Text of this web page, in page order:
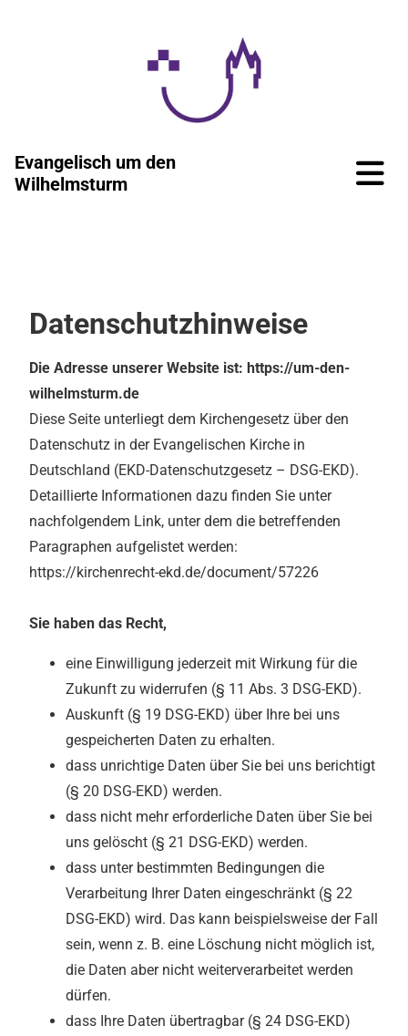
Evangelisch um den
Wilhelmsturm
Datenschutzhinweise
Die Adresse unserer Website ist: https://um-den-
wilhelmsturm.de
Diese Seite unterliegt dem Kirchengesetz über den
Datenschutz in der Evangelischen Kirche in
Deutschland (EKD-Datenschutzgesetz – DSG-EKD).
Detaillierte Informationen dazu finden Sie unter
nachfolgendem Link, unter dem die betreffenden
Paragraphen aufgelistet werden:
https://kirchenrecht-ekd.de/document/57226
Sie haben das Recht,
eine Einwilligung jederzeit mit Wirkung für die
Zukunft zu widerrufen (§ 11 Abs. 3 DSG-EKD).
Auskunft (§ 19 DSG-EKD) über Ihre bei uns
gespeicherten Daten zu erhalten.
dass unrichtige Daten über Sie bei uns berichtigt
(§ 20 DSG-EKD) werden.
dass nicht mehr erforderliche Daten über Sie bei
uns gelöscht (§ 21 DSG-EKD) werden.
dass unter bestimmten Bedingungen die
Verarbeitung Ihrer Daten eingeschränkt (§ 22
DSG-EKD) wird. Das kann beispielsweise der Fall
sein, wenn z. B. eine Löschung nicht möglich ist,
die Daten aber nicht weiterverarbeitet werden
dürfen.
dass Ihre Daten übertragbar (§ 24 DSG-EKD)